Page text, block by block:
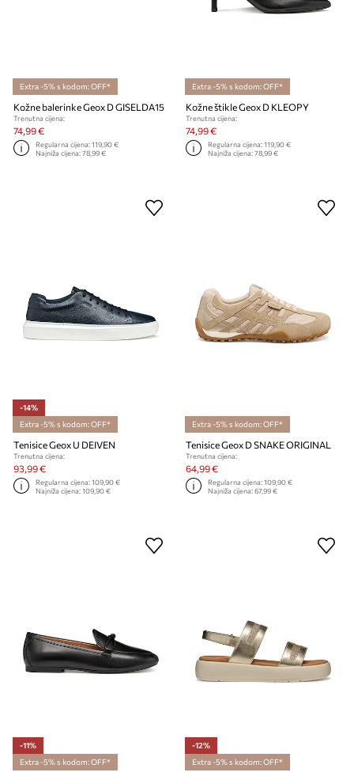
Extra -5% s kodom: OFF*
Kožne balerinke Geox D GISELDA15
Trenutna cijena:
74,99 €
Regularna cijena:119,90 €
Najniža cijena:78,99 €
Extra -5% s kodom: OFF*
Kožne štikle Geox D KLEOPY
Trenutna cijena:
74,99 €
Regularna cijena:119,90 €
Najniža cijena:78,99 €
-14%
Extra -5% s kodom: OFF*
Tenisice Geox U DEIVEN
Trenutna cijena:
93,99 €
Regularna cijena:109,90 €
Najniža cijena:109,90 €
Extra -5% s kodom: OFF*
Tenisice Geox D SNAKE ORIGINAL
Trenutna cijena:
64,99 €
Regularna cijena:109,90 €
Najniža cijena:67,99 €
-11%
Extra -5% s kodom: OFF*
-12%
Extra -5% s kodom: OFF*